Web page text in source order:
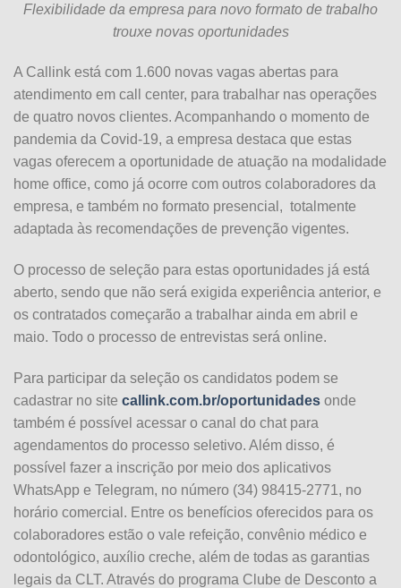
Flexibilidade da empresa para novo formato de trabalho
trouxe novas oportunidades
A Callink está com 1.600 novas vagas abertas para
atendimento em call center, para trabalhar nas operações
de quatro novos clientes. Acompanhando o momento de
pandemia da Covid-19, a empresa destaca que estas
vagas oferecem a oportunidade de atuação na modalidade
home office, como já ocorre com outros colaboradores da
empresa, e também no formato presencial, totalmente
adaptada às recomendações de prevenção vigentes.
O processo de seleção para estas oportunidades já está
aberto, sendo que não será exigida experiência anterior, e
os contratados começarão a trabalhar ainda em abril e
maio. Todo o processo de entrevistas será online.
Para participar da seleção os candidatos podem se
cadastrar no site callink.com.br/oportunidades onde
também é possível acessar o canal do chat para
agendamentos do processo seletivo. Além disso, é
possível fazer a inscrição por meio dos aplicativos
WhatsApp e Telegram, no número (34) 98415-2771, no
horário comercial. Entre os benefícios oferecidos para os
colaboradores estão o vale refeição, convênio médico e
odontológico, auxílio creche, além de todas as garantias
legais da CLT. Através do programa Clube de Desconto a